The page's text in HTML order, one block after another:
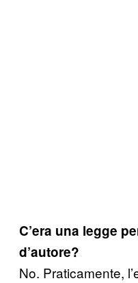
C’era una legge
d’autore?
No. Praticamente,